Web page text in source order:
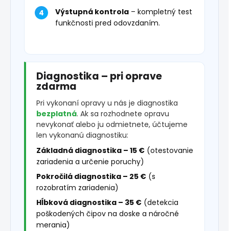
Výstupná kontrola – kompletný test
funkčnosti pred odovzdaním.
Diagnostika – pri oprave
zdarma
Pri vykonaní opravy u nás je diagnostika
bezplatná. Ak sa rozhodnete opravu
nevykonať alebo ju odmietnete, účtujeme
len vykonanú diagnostiku:
Základná diagnostika – 15 € (otestovanie
zariadenia a určenie poruchy)
Pokročilá diagnostika – 25 € (s
rozobratím zariadenia)
Hĺbková diagnostika – 35 € (detekcia
poškodených čipov na doske a náročné
merania)